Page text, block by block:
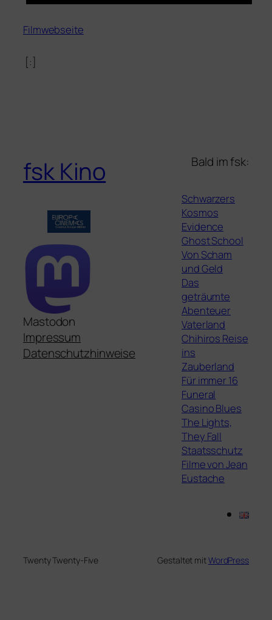
Filmwebseite
[:]
fsk Kino
Mastodon
Impressum
Datenschutzhinweise
Bald im fsk:
Schwarzers
Kosmos
Evidence
Ghost School
Von Scham
und Geld
Das
geträumte
Abenteuer
Vaterland
Chihiros Reise
ins
Zauberland
Für immer 16
Funeral
Casino Blues
The Lights,
They Fall
Staatsschutz
Filme von Jean
Eustache
Twenty Twenty-Five Gestaltet mitWordPress